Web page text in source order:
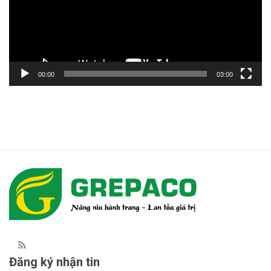
00:00 03:00
Đăng ký nhận tin